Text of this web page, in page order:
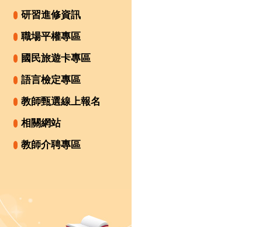
研習進修資訊
職場平權專區
國民旅遊卡專區
語言檢定專區
教師甄選線上報名
相關網站
教師介聘專區